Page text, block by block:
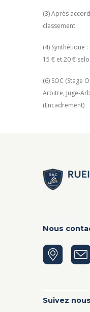
(3) Après
classement
(4) Synthétique
15 € et 20 €
(6) SOC (Stage
Arbitre, Juge-
(Encadrement)
Nous
Suivez nous